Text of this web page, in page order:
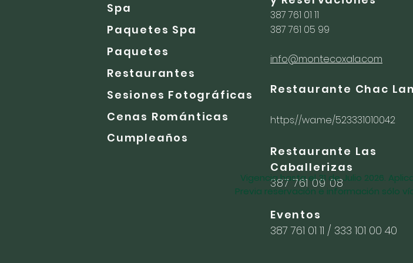
Spa
Paquetes Spa
Paquetes
Restaurantes
Sesiones Fotográficas
Cenas Románticas
Cumpleaños
387 761 01 11
387 761 05 99
info@montecoxala.com
Restaurante Chac Lan
https://wa.me/523331010042
Restaurante Las
Caballerizas
387 761 09 08
Eventos
387 761 01 11 / 333 101 00 40
Vigencia hasta el 31 de Julio 2026.
Previa reservación e información sólo vía